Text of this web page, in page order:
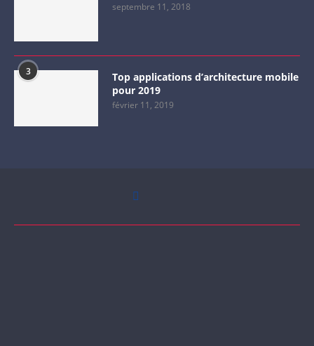
septembre 11, 2018
3
Top applications d’architecture mobile
pour 2019
février 11, 2019